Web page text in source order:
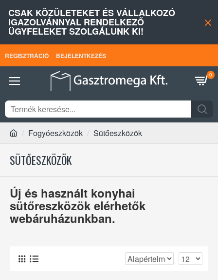
CSAK KÖZÜLETEKET ÉS VÁLLALKOZÓ
IGAZOLVÁNNYAL RENDELKEZŐ
ÜGYFELEKET SZOLGÁLUNK KI!
REGISZTRÁCIÓ BEJELENTKEZÉS
0
Fogyóeszközök Sütőeszközök
SÜTŐESZKÖZÖK
Új és használt konyhai
sütőreszközök elérhetők
webáruházunkban.